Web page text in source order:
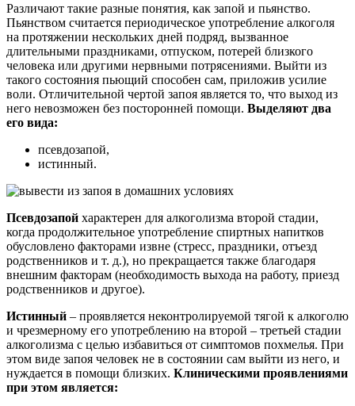
Различают такие разные понятия, как запой и пьянство.
Пьянством считается периодическое употребление алкоголя
на протяжении нескольких дней подряд, вызванное
длительными праздниками, отпуском, потерей близкого
человека или другими нервными потрясениями. Выйти из
такого состояния пьющий способен сам, приложив усилие
воли. Отличительной чертой запоя является то, что выход из
него невозможен без посторонней помощи. Выделяют два
его вида:
псевдозапой,
истинный.
Псевдозапой характерен для алкоголизма второй стадии,
когда продолжительное употребление спиртных напитков
обусловлено факторами извне (стресс, праздники, отъезд
родственников и т. д.), но прекращается также благодаря
внешним факторам (необходимость выхода на работу, приезд
родственников и другое).
Истинный – проявляется неконтролируемой тягой к алкоголю
и чрезмерному его употреблению на второй – третьей стадии
алкоголизма с целью избавиться от симптомов похмелья. При
этом виде запоя человек не в состоянии сам выйти из него, и
нуждается в помощи близких. Клиническими проявлениями
при этом является: